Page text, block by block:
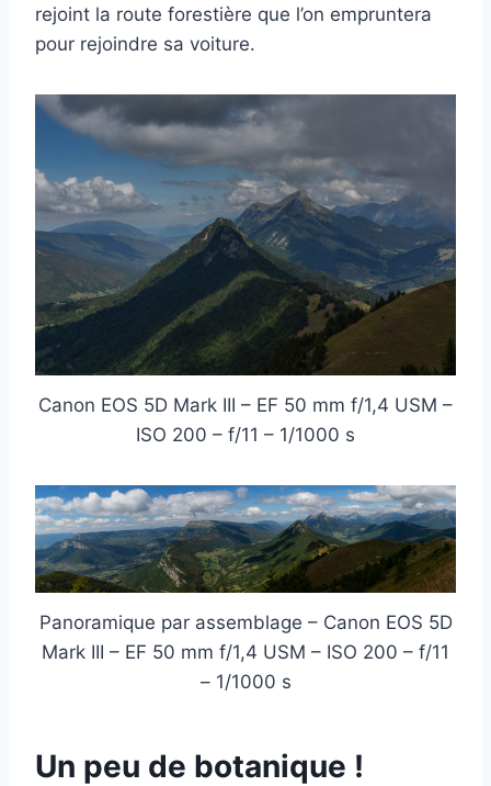
rejoint la route forestière que l’on empruntera
pour rejoindre sa voiture.
Canon EOS 5D Mark III – EF 50 mm f/1,4 USM –
ISO 200 – f/11 – 1/1000 s
Panoramique par assemblage – Canon EOS 5D
Mark III – EF 50 mm f/1,4 USM – ISO 200 – f/11
– 1/1000 s
Un peu de botanique !